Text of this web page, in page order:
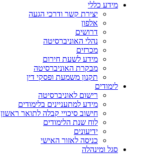
מידע כללי
יצירת קשר ודרכי הגעה
אלפון
דרושים
נהלי האוניברסיטה
מכרזים
מידע לשעת חירום
מבקרת האוניברסיטה
תקנון משמעת ופסקי דין
לימודים
רישום לאוניברסיטה
מידע למתעניינים בלימודים
חישוב סיכויי קבלה לתואר ראשון
לוח שנת הלימודים
ידיעונים
כניסה לאזור האישי
סגל ומינהלה